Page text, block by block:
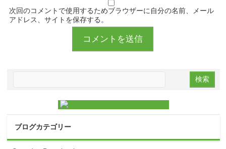
次回のコメントで使用するためブラウザーに自分の名前、メール
アドレス、サイトを保存する。
ブログカテゴリー